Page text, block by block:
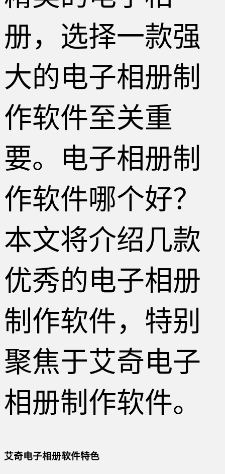
册，选择一款强
大的电子相册制
作软件至关重
要。电子相册制
作软件哪个好？
本文将介绍几款
优秀的电子相册
制作软件，特别
聚焦于艾奇电子
相册制作软件。
艾奇电子相册软件特色